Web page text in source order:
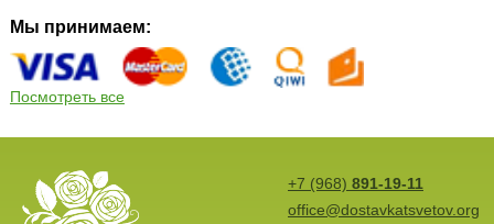
Мы принимаем:
Посмотреть все
+7 (968) 891-19-11
office@dostavkatsvetov.org